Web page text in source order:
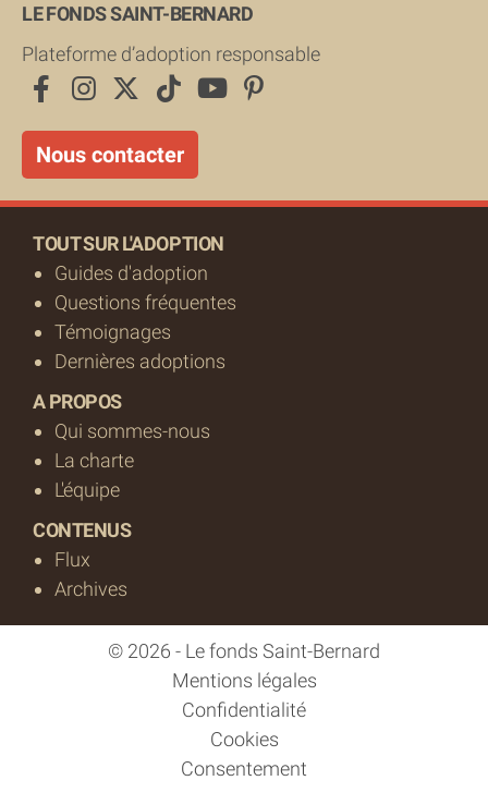
LE FONDS SAINT-BERNARD
Plateforme d’adoption responsable
Nous contacter
TOUT SUR L'ADOPTION
Guides d'adoption
Questions fréquentes
Témoignages
Dernières adoptions
A PROPOS
Qui sommes-nous
La charte
L'équipe
CONTENUS
Flux
Archives
© 2026 - Le fonds Saint-Bernard
Mentions légales
Confidentialité
Cookies
Consentement